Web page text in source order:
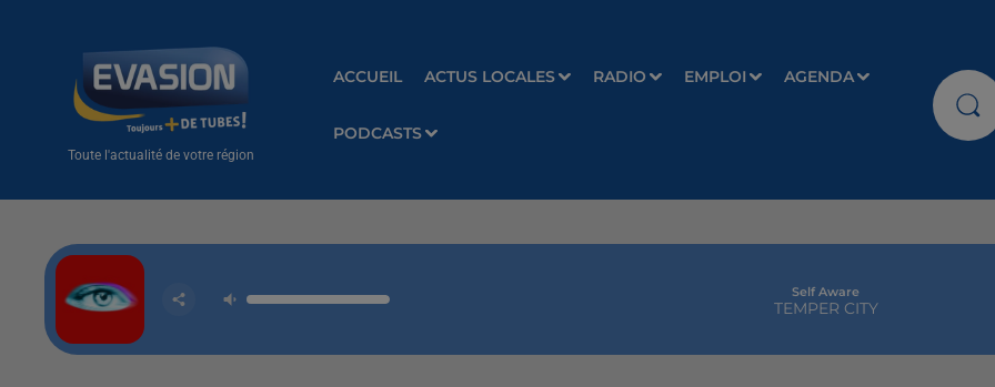
Toute l'actualité de votre région
ACCUEIL ACTUS LOCALES RADIO EMPLOI AGENDA
PODCASTS
Self Aware
TEMPER CITY